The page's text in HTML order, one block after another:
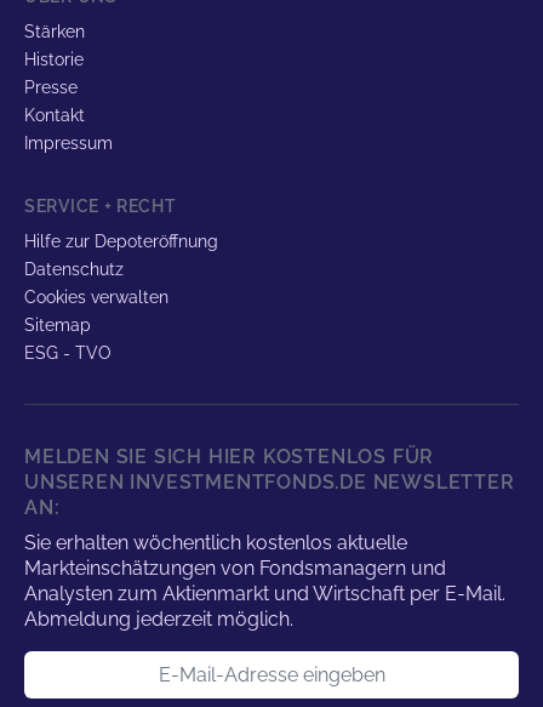
Stärken
Historie
Presse
Kontakt
Impressum
SERVICE + RECHT
Hilfe zur Depoteröffnung
Datenschutz
Cookies verwalten
Sitemap
ESG - TVO
MELDEN SIE SICH HIER KOSTENLOS FÜR
UNSEREN INVESTMENTFONDS.DE NEWSLETTER
AN:
Sie erhalten wöchentlich kostenlos aktuelle
Markteinschätzungen von Fondsmanagern und
Analysten zum Aktienmarkt und Wirtschaft per E-Mail.
Abmeldung jederzeit möglich.
E-Mail-Adresse